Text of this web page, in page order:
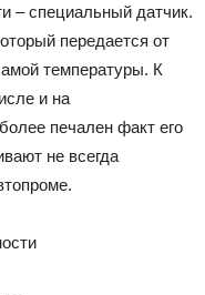
– специальный датчик.
передается от
температуры. К
и на
печален факт его
не всегда